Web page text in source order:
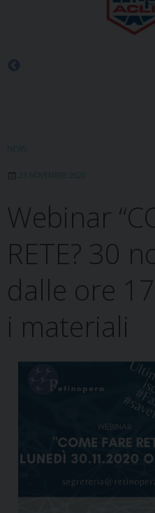
NEWS
23 NOVEMBRE 2020
Webinar
RETE? 30
dalle ore
i materiali